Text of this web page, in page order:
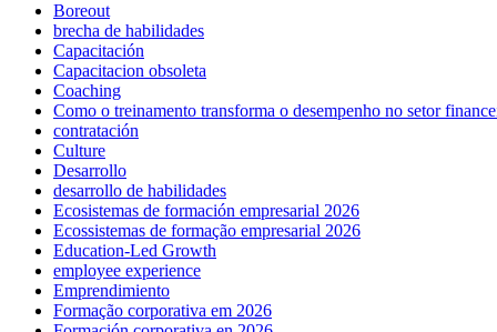
Boreout
brecha de habilidades
Capacitación
Capacitacion obsoleta
Coaching
Como o treinamento transforma o desempenho no setor
contratación
Culture
Desarrollo
desarrollo de habilidades
Ecosistemas de formación empresarial 2026
Ecossistemas de formação empresarial 2026
Education-Led Growth
employee experience
Emprendimiento
Formação corporativa em 2026